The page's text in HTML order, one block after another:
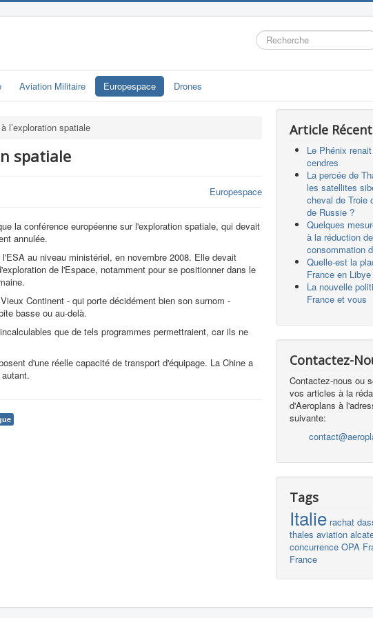
Rechercher
Aviation Militaire Europespace Drones
l’exploration spatiale
spatiale
Europespace
la conférence européenne sur l'exploration spatiale, qui devait
annulée.
au niveau ministériel, en novembre 2008. Elle devait
de l'Espace, notamment pour se positionner dans le
Continent - qui porte décidément bien son surnom -
basse ou au-delà.
que de tels programmes permettraient, car ils ne
d'une réelle capacité de transport d'équipage. La Chine a
Article Récent
Le Phénix
cendres
La percée de
les satellites
cheval de Troie
de Russie ?
Quelques
à la réduction de
consommation
Quelle-est la
France en
La nouvelle
France et vous
Contactez-
Contactez-nous ou
vos articles à la
d'Aeroplans à
suivante:
Tags
Italie rachat
thales aviation
concurrence OPA
France